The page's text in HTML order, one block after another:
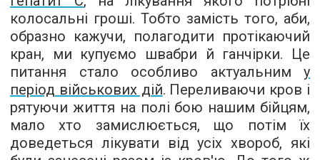
колосальні гроші. Тобто замість того, аби,
образно кажучи, полагодити протікаючий
кран, ми купуємо швабри й ганчірки. Це
питання стало особливо актуальним у
період військових дій. Переливаючи кров і
рятуючи життя на полі бою нашим бійцям,
мало хто замислюється, що потім їх
доведеться лікувати від усіх хвороб, які